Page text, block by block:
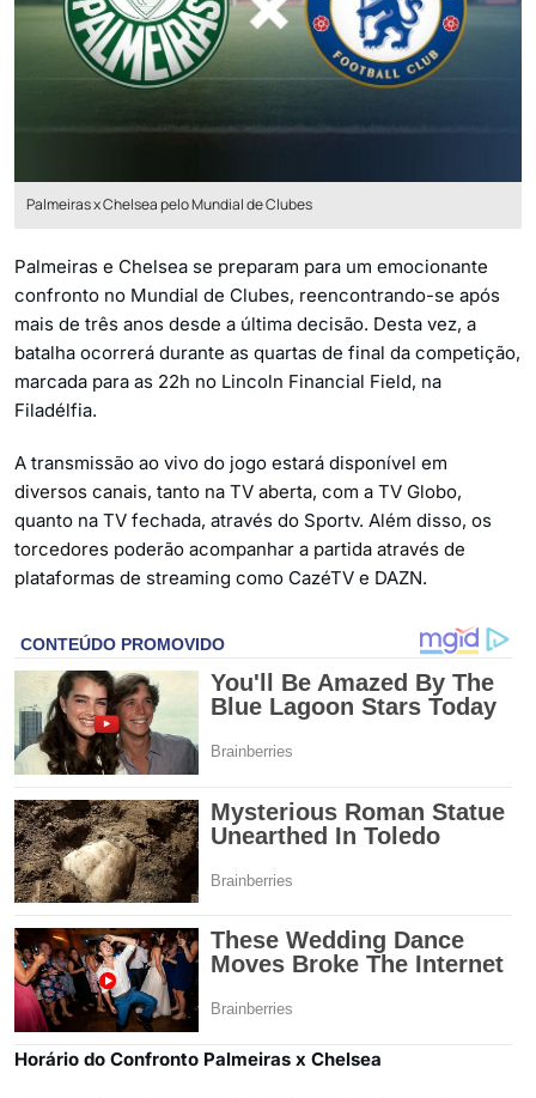
Palmeiras x Chelsea pelo Mundial de Clubes
Palmeiras e Chelsea se preparam para um emocionante
confronto no Mundial de Clubes, reencontrando-se após
mais de três anos desde a última decisão. Desta vez, a
batalha ocorrerá durante as quartas de final da competição,
marcada para as 22h no Lincoln Financial Field, na
Filadélfia.
A transmissão ao vivo do jogo estará disponível em
diversos canais, tanto na TV aberta, com a TV Globo,
quanto na TV fechada, através do Sportv. Além disso, os
torcedores poderão acompanhar a partida através de
plataformas de streaming como CazéTV e DAZN.
Horário do Confronto Palmeiras x Chelsea